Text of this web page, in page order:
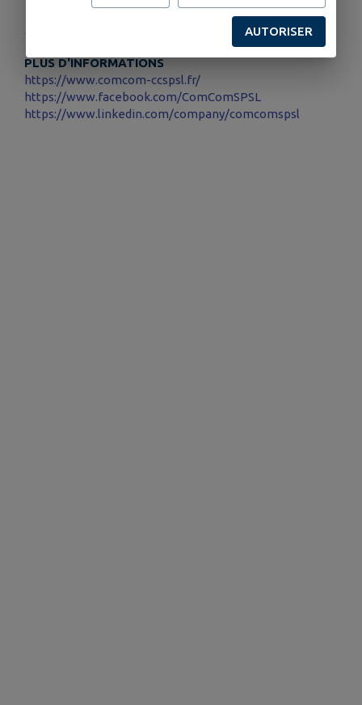
PLUS D'INFORMATIONS
https://www.comcom-ccspsl.fr/
https://www.facebook.com/ComComSPSL
https://www.linkedin.com/company/comcomspsl
AUTORISER